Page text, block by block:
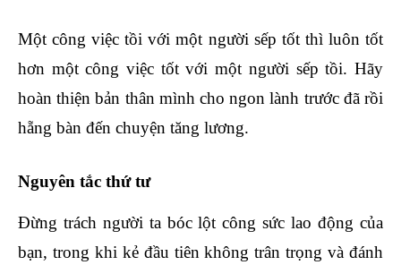
Một công việc tồi với một người sếp tốt thì luôn tốt
hơn một công việc tốt với một người sếp tồi. Hãy
hoàn thiện bản thân mình cho ngon lành trước đã rồi
hẵng bàn đến chuyện tăng lương.
Nguyên tắc thứ tư
Đừng trách người ta bóc lột công sức lao động của
bạn, trong khi kẻ đầu tiên không trân trọng và đánh